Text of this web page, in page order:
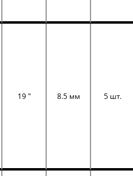
19 " 8.5 мм 5 шт.